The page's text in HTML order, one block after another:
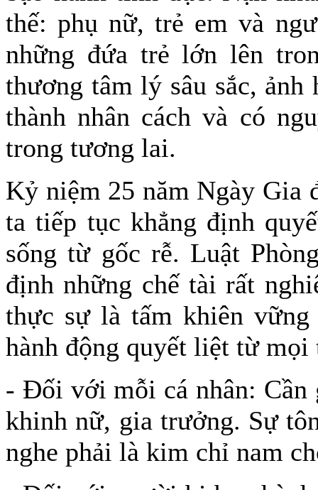
thế: phụ nữ, trẻ em và
những đứa trẻ lớn lên
thương tâm lý sâu sắc,
thành nhân cách và có
trong tương lai.
Kỷ niệm 25 năm Ngày Gia
ta tiếp tục khẳng định
sống từ gốc rễ. Luật
định những chế tài rất
thực sự là tấm khiên vững
hành động quyết liệt từ mọi
- Đối với mỗi cá nhân: Cần
khinh nữ, gia trưởng. Sự
nghe phải là kim chỉ nam